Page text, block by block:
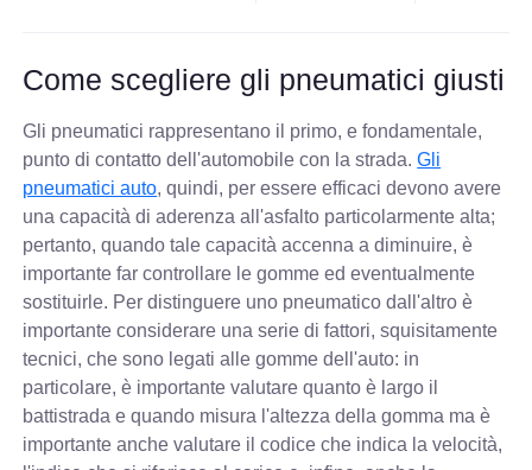
Come scegliere gli pneumatici giusti
Gli pneumatici rappresentano il primo, e fondamentale,
punto di contatto dell'automobile con la strada.Gli
pneumatici auto, quindi, per essere efficaci devono avere
una capacità di aderenza all'asfalto particolarmente alta;
pertanto, quando tale capacità accenna a diminuire, è
importante far controllare le gomme ed eventualmente
sostituirle. Per distinguere uno pneumatico dall'altro è
importante considerare una serie di fattori, squisitamente
tecnici, che sono legati alle gomme dell'auto: in
particolare, è importante valutare quanto è largo il
battistrada e quando misura l'altezza della gomma ma è
importante anche valutare il codice che indica la velocità,